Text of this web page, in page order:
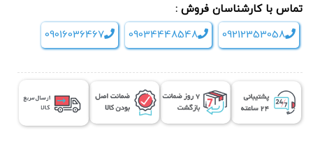
مدل
PILLTAN
STAND-
PRO
عدد
تماس با کارشناسان فروش :
09212353058
09034448548
09016036467